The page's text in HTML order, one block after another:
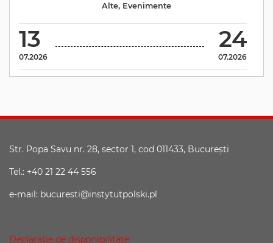
13
07.2026
24
07.2026
Alte, Evenimente
Str. Popa Savu nr. 28, sector 1, cod 011433, Bucureşti
Tel.: +40 21 22 44 556
e-mail: bucuresti@instytutpolski.pl
Declaraţie de disponibilitate